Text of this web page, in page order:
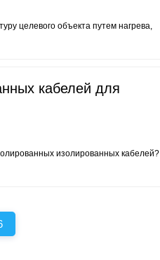
целевого объекта путем нагрева,
кабелей для
изолированных кабелей?